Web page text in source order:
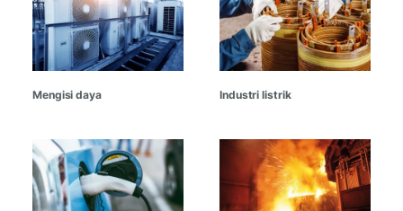
Mengisi daya Industri listrik